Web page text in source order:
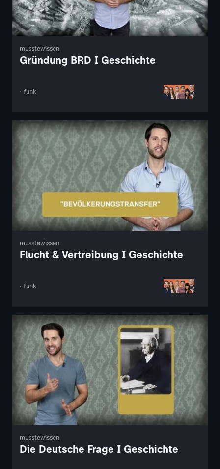
musstewissen
Gründung BRD I Geschichte
· funk
musstewissen
Flucht & Vertreibung I Geschichte
· funk
musstewissen
Die Deutsche Frage I Geschichte